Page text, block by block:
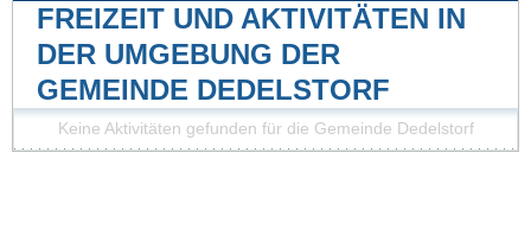
FREIZEIT UND AKTIVITÄTEN IN
DER UMGEBUNG DER
GEMEINDE DEDELSTORF
Keine Aktivitäten gefunden für die Gemeinde Dedelstorf